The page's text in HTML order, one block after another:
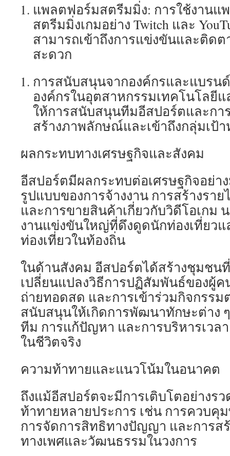
แพลตฟอร์มสตรีมมิ่ง: การใช้งานแ
สตรีมมิ่งเกมอย่าง Twitch และ
สามารถเข้าถึงการแข่งขันและติด
สะดวก
การสนับสนุนจากองค์กรและแบรน
องค์กรในอุตสาหกรรมเทคโนโลยี
ให้การสนับสนุนทีมอีสปอร์ตและกา
สร้างภาพลักษณ์และเข้าถึงกลุ่มเป้
ผลกระทบทางเศรษฐกิจและสังคม
อีสปอร์ตมีผลกระทบต่อเศรษฐกิจอย่า
รูปแบบของการจ้างงาน การสร้างรา
และการขายสินค้าเกี่ยวกับวิดีโอเกม
งานแข่งขันใหญ่ที่ดึงดูดนักท่องเที่ยวแ
ท่องเที่ยวในท้องถิ่น
ในด้านสังคม อีสปอร์ตได้สร้างชุมชน
เปลี่ยนแปลงวิธีการปฏิสัมพันธ์ของผู้ค
ถ่ายทอดสด และการเข้าร่วมกิจกรรม
สนับสนุนให้เกิดการพัฒนาทักษะต่าง
ทีม การแก้ปัญหา และการบริหารเวล
ในชีวิตจริง
ความท้าทายและแนวโน้มในอนาคต
ถึงแม้อีสปอร์ตจะมีการเติบโตอย่างร
ท้าทายหลายประการ เช่น การควบคุ
การจัดการสิทธิทางปัญญา และการส
ทางเพศและวัฒนธรรมในวงการ